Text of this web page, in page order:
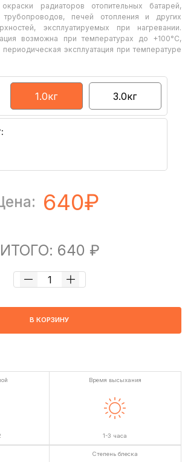
радиаторов отопительных батарей,
печей отопления и других
эксплуатируемых при нагревании.
возможна при температурах до +100°С,
эксплуатация при температуре
1.0кг 3.0кг
640₽
ИТОГО: 640 ₽
В КОРЗИНУ
Время высыхания
1-3 часа
Степень блеска